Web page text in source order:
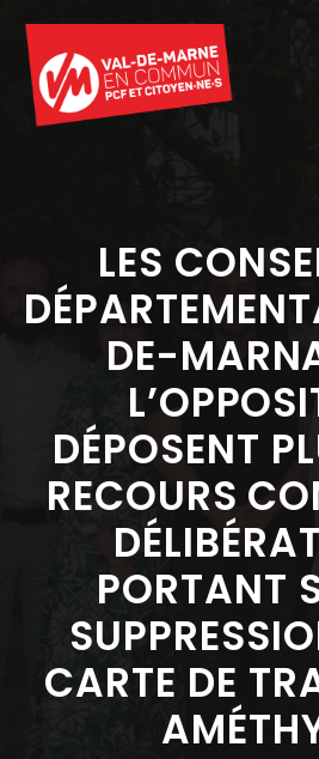
contenu
LES
DE-
DÉPOSENT
RECOURS
PORTANT
CARTE DE